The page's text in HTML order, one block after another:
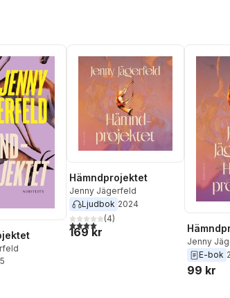
Totalt antal röster:
Hämndprojektet
Jenny Jägerfeld
Ljudbok 2024
4,0utav 5 stjärnor. Totalt antal röster:
(4)
169 kr
Jenny
E-bok
99 kr